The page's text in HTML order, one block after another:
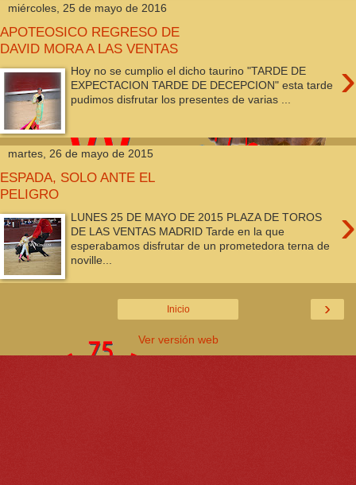
miércoles, 25 de mayo de 2016
APOTEOSICO REGRESO DE
DAVID MORA A LAS VENTAS
›
Hoy no se cumplio el dicho taurino "TARDE DE
EXPECTACION TARDE DE DECEPCION" esta tarde
pudimos disfrutar los presentes de varias ...
martes, 26 de mayo de 2015
ESPADA, SOLO ANTE EL
PELIGRO
›
LUNES 25 DE MAYO DE 2015 PLAZA DE TOROS
DE LAS VENTAS MADRID Tarde en la que
esperabamos disfrutar de un prometedora terna de
noville...
›
Inicio
Ver versión web